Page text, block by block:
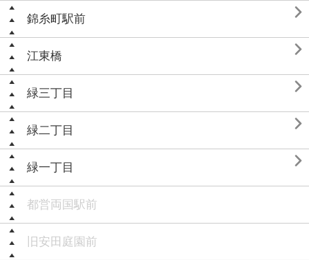
錦糸町駅前 
江東橋 
緑三丁目 
緑二丁目 
緑一丁目 
都営両国駅前
旧安田庭園前